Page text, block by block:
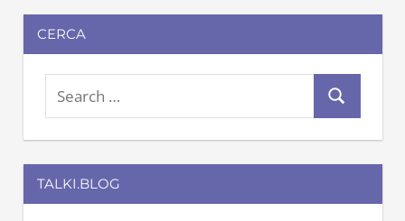
CERCA
e
a
r
c
e
a
TALKI.BLOG